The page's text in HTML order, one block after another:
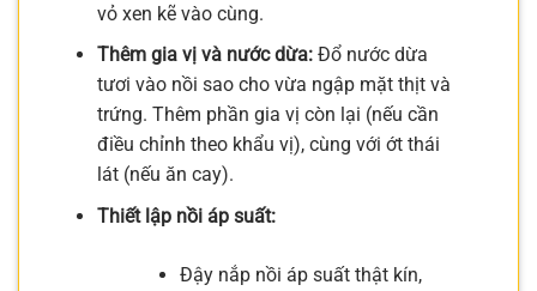
vỏ xen kẽ vào cùng.
Thêm gia vị và nước dừa:Đổ nước dừa
tươi vào nồi sao cho vừa ngập mặt thịt và
trứng. Thêm phần gia vị còn lại (nếu cần
điều chỉnh theo khẩu vị), cùng với ớt thái
lát (nếu ăn cay).
Thiết lập nồi áp suất:
Đậy nắp nồi áp suất thật kín,